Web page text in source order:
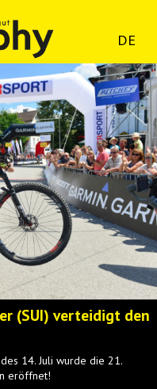
DE
(SUI) verteidigt den
14. Juli wurde die 21.
eröffnet!